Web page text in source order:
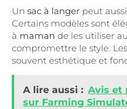
Un sac à langer peut
Certains modèles sont
à maman de les utiliser
compromettre le style.
souvent esthétique et
A lire aussi : Avis et
sur Farming